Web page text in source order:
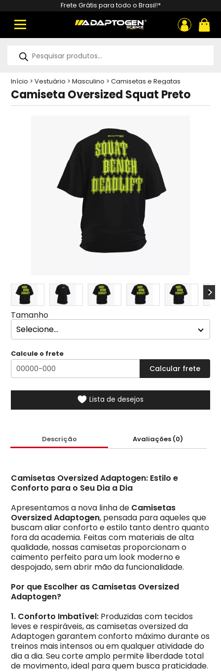
Frete Grátis para todo o Brasil!*
ou
produtos
Início >Vestuário >Masculino >Camisetas e Regatas
Masculinas Camiseta Oversized Squat Preto
Camiseta Oversized Squat Preto
Tamanho
Calcule o frete
Lista de desejos
Descrição Avaliações (0)
Camisetas Oversized Adaptogen: Estilo e
Conforto para o Seu Dia a Dia
Apresentamos a nova linha de Camisetas
Oversized Adaptogen, pensada para aqueles que
buscam aliar conforto e estilo tanto dentro quanto
fora da academia. Feitas com materiais de alta
qualidade, nossas camisetas proporcionam o
caimento perfeito para um look moderno e
despojado, sem abrir mão da funcionalidade.
Por que Escolher as Camisetas Oversized
Adaptogen?
1. Conforto Imbatível: Produzidas com tecidos
leves e respiráveis, as camisetas oversized da
Adaptogen garantem conforto máximo durante os
treinos mais intensos ou em qualquer atividade do
dia a dia. Seu corte amplo permite liberdade total
de movimento, ideal para quem busca praticidade.